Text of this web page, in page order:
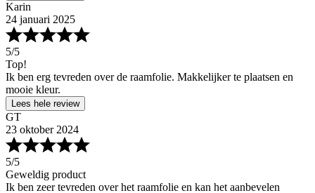
Karin
24 januari 2025
5/5
Top!
Ik ben erg tevreden over de raamfolie. Makkelijker te plaatsen en
mooie kleur.
Lees hele review
GT
23 oktober 2024
5/5
Geweldig product
Ik ben zeer tevreden over het raamfolie en kan het aanbevelen